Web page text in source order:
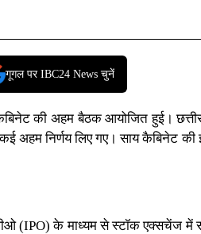
गूगल पर IBC24 News चुनें
की अहम बैठक आयोजित हुई।
निर्णय लिए गए। साय कैबिनेट की
(IPO) के माध्यम से स्टॉक एक्सचेंज में